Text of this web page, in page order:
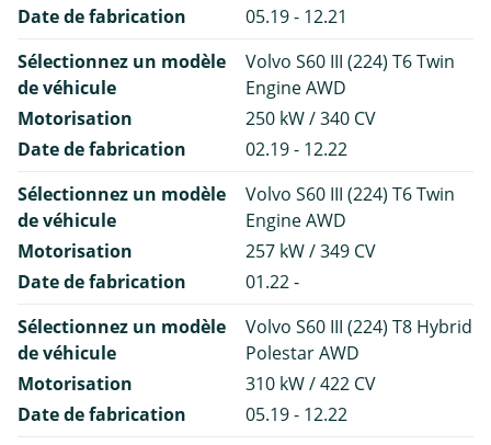
Date de fabrication
05.19 - 12.21
Sélectionnez un modèle
de véhicule
Volvo S60 III (224) T6 Twin
Engine AWD
Motorisation
250 kW / 340 CV
Date de fabrication
02.19 - 12.22
Sélectionnez un modèle
de véhicule
Volvo S60 III (224) T6 Twin
Engine AWD
Motorisation
257 kW / 349 CV
Date de fabrication
01.22 -
Sélectionnez un modèle
de véhicule
Volvo S60 III (224) T8 Hybrid
Polestar AWD
Motorisation
310 kW / 422 CV
Date de fabrication
05.19 - 12.22